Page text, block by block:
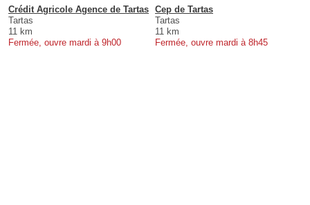
Crédit Agricole Agence de Tartas
Tartas
11 km
Fermée, ouvre mardi à 9h00
Cep de Tartas
Tartas
11 km
Fermée, ouvre mardi à 8h45